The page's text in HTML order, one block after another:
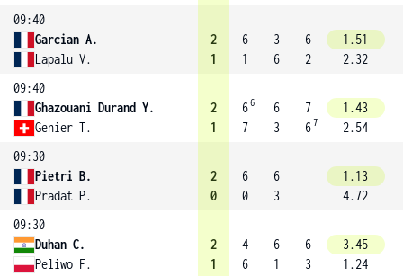
09:40
Garcian A.
Lapalu V.
2
1
6
1
3
6
6
2
1.51
2.32
09:40
Ghazouani Durand Y.
Genier T.
2
1
66
7
6
3
7
67
1.43
2.54
09:30
Pietri B.
Pradat P.
2
0
6
0
6
3
1.13
4.72
09:30
Duhan C.
Peliwo F.
2
1
4
6
6
1
6
3
3.45
1.24